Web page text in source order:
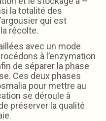
la totalité des
qui est
récolte.
avec un mode
à l’enzymation
de séparer la phase
Ces deux phases
pour mettre au
se déroule à
préserver la qualité